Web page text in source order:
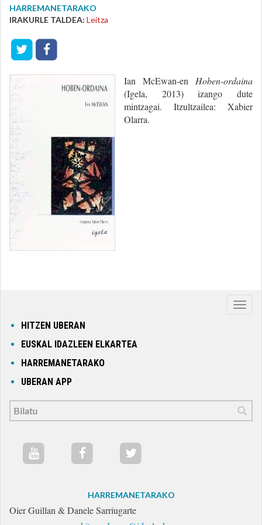
HARREMANETARAKO
IRAKURLE TALDEA: Leitza
Ian McEwan-en Hoben-ordaina
(Igela, 2013) izango dute
mintzagai. Itzultzailea: Xabier
Olarra.
HITZEN UBERAN
EUSKAL IDAZLEEN ELKARTEA
HARREMANETARAKO
UBERAN APP
HARREMANETARAKO
Oier Guillan & Danele Sarriugarte